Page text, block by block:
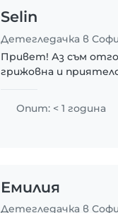
Selin
Детегледачка в
Привет! Аз съм
грижовна и
Имам сертификат за
Опит: < 1 година
Емилия
Детегледачка в